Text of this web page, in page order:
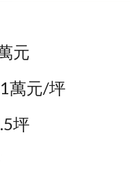
元
萬元/坪
坪